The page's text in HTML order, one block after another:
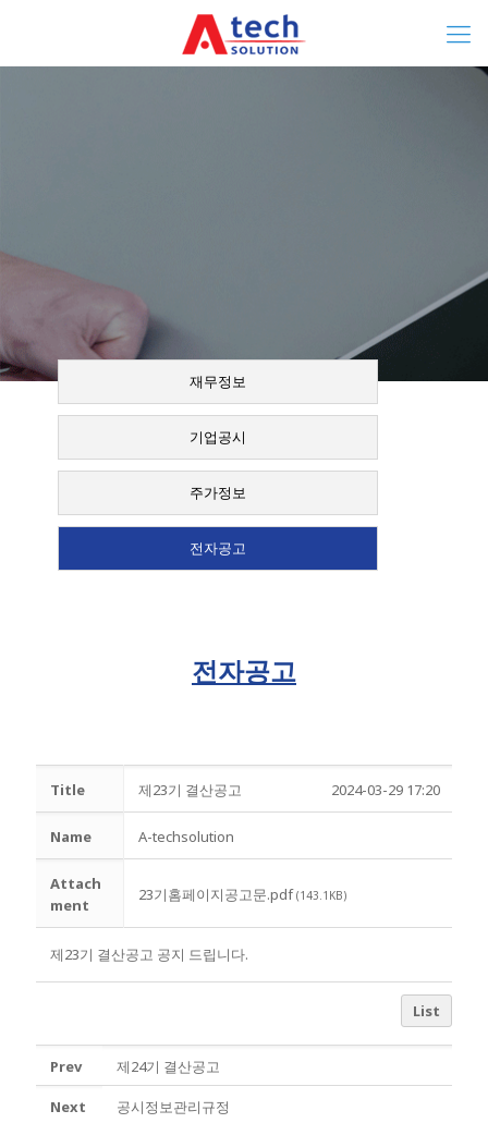
재무정보
기업공시
주가정보
전자공고
전자공고
Title 제23기 결산공고 2024-03-29 17:20
Name A-techsolution
Attach
ment
23기홈페이지공고문.pdf(143.1KB)
제23기 결산공고 공지 드립니다.
List
Prev 제24기 결산공고
Next 공시정보관리규정